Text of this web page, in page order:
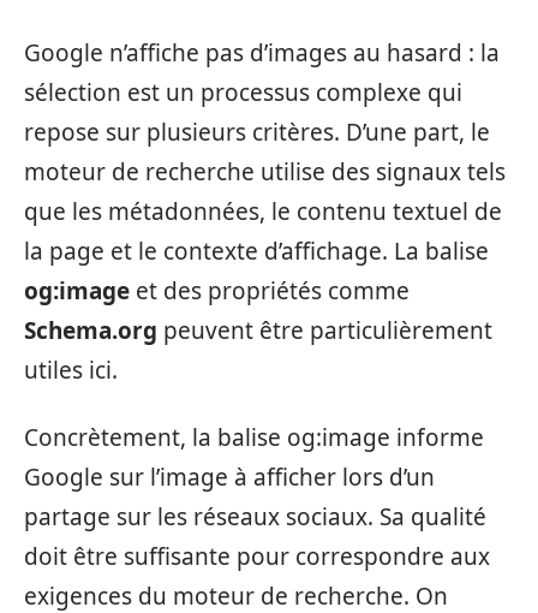
Google n’affiche pas d’images au hasard : la
sélection est un processus complexe qui
repose sur plusieurs critères. D’une part, le
moteur de recherche utilise des signaux tels
que les métadonnées, le contenu textuel de
la page et le contexte d’affichage. La balise
og:image et des propriétés comme
Schema.org peuvent être particulièrement
utiles ici.
Concrètement, la balise og:image informe
Google sur l’image à afficher lors d’un
partage sur les réseaux sociaux. Sa qualité
doit être suffisante pour correspondre aux
exigences du moteur de recherche. On